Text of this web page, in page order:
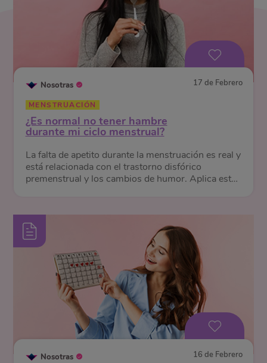
Nosotras 17 de Febrero
MENSTRUACIÓN
¿Es normal no tener hambre
durante mi ciclo menstrual?
La falta de apetito durante la menstruación es real y
está relacionada con el trastorno disfórico
premenstrual y los cambios de humor. Aplica estos
Nosotras 16 de Febrero